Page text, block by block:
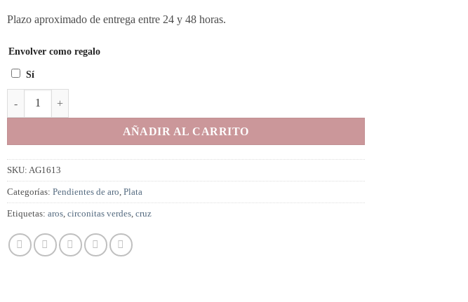
Plazo aproximado de entrega entre 24 y 48 horas.
Envolver como regalo
Sí
Aros en Plata chapada en Oro con rayo con circonitas verdes. cantidad
AÑADIR AL CARRITO
SKU: AG1613
Categorías: Pendientes de aro, Plata
Etiquetas: aros, circonitas verdes, cruz